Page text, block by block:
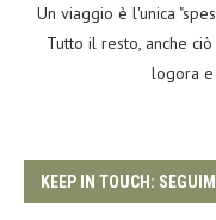
Un viaggio è l'unica
Tutto il resto, anche
logora e
KEEP IN TOUCH: